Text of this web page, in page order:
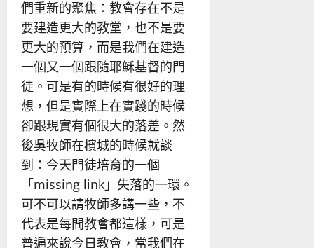
們重新的聚焦：教會存在不是
要建造更大的教堂，也不是要
更大的預算，而是我們在建造
一個又一個跟隨耶穌基督的門
徒。可是有的時候有很好的理
想，但是實際上在實踐的時候
卻跟現實有個很大的落差。然
後吳牧師在檳城的時候就談
到：今天門徒培育的一個
「missing link」失落的一環。
可不可以請牧師多講一些，不
代表是每間教會都這樣，可是
普遍來說今日教會，當我們在